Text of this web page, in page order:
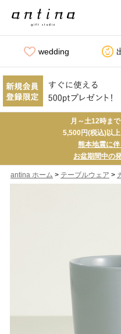
wedding
月～土12時ま
5,500円(税込)以
熊本地震に
お盆期間中の
antina ホーム > テーブルウェア >